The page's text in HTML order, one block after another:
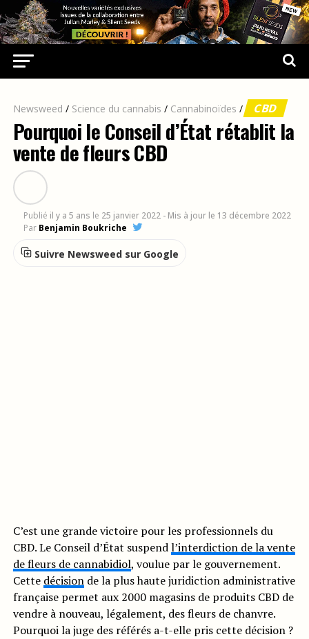
Newsweed / Science du cannabis / Cannabinoïdes / CBD
Pourquoi le Conseil d’État rétablit la
vente de fleurs CBD
Publié il y a 5 ans le 25 janvier 2022 - Mis à jour le 13 décembre 2022
Par Benjamin Boukriche
Suivre Newsweed sur Google
C’est une grande victoire pour les professionnels du
CBD. Le Conseil d’État suspendl’interdiction de la vente
de fleurs de cannabidiol, voulue par le gouvernement.
Cette décisionde la plus haute juridiction administrative
française permet aux 2000 magasins de produits CBD de
vendre à nouveau, légalement, des fleurs de chanvre.
Pourquoi la juge des référés a-t-elle pris cette décision ?